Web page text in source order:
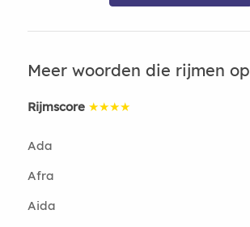
Meer woorden die rijmen op
Rijmscore ★★★★
Ada
Afra
Aida